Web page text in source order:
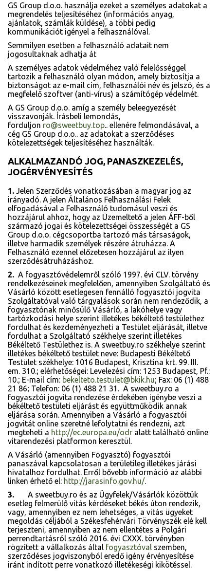
GS Group d.o.o. használja ezeket a személyes adatokat a
megrendelés teljesítéséhez (információs anyag,
ajánlatok, számlák küldése), a többi pedig
kommunikációt igényel a felhasználóval.
Semmilyen esetben a felhasználó adatait nem
jogosultaknak adhatja át
A személyes adatok védelméhez való felelősséggel
tartozik a felhasználó olyan módon, amely biztosítja a
biztonságot az e-mail cím, felhasználói név és jelszó, és a
megfelelő szoftver (anti-vírus) a számítógép védelmét.
A GS Group d.o.o. amíg a személy beleegyezését
visszavonják. Írásbeli lemondás,
forduljon ro@sweetbuy.top.. ellenére felmondásával, a
cég GS Group d.o.o.. az adatokat a szerződéses
kötelezettségek teljesítéséhez használták.
ALKALMAZANDÓ JOG, PANASZKEZELÉS,
JOGÉRVÉNYESÍTÉS
1. Jelen Szerződés vonatkozásában a magyar jog az
irányadó. A jelen Általános Felhasználási Felek
elfogadásával a Felhasználó tudomásul veszi és
hozzájárul ahhoz, hogy az Üzemeltető a jelen ÁFF-ből
származó jogai és kötelezettségei összességét a GS
Group d.o.o. cégcsoportba tartozó más társaságok,
illetve harmadik személyek részére átruházza. A
Felhasználó ezennel előzetesen hozzájárul az ilyen
szerződésátruházáshoz.
2. A fogyasztóvédelemről szóló 1997. évi CLV. törvény
rendelkezéseinek megfelelően, amennyiben Szolgáltató és
Vásárló között esetlegesen fennálló fogyasztói jogvita
Szolgáltatóval való tárgyalások során nem rendeződik, a
fogyasztónak minősülő Vásárló, a lakóhelye vagy
tartózkodási helye szerint illetékes békéltető testülethez
fordulhat és kezdeményezheti a Testület eljárását, illetve
fordulhat a Szolgáltató székhelye szerint illetékes
Békéltető Testülethez is. A sweetbuy.ro székhelye szerint
illetékes békéltető testület neve: Budapesti Békéltető
Testület székhelye: 1016 Budapest, Krisztina krt. 99. III.
em. 310.; elérhetőségei: Levelezési cím: 1253 Budapest, Pf.:
10.; E-mail cím: bekelteto.testulet@bkik.hu; Fax: 06 (1) 488
21 86; Telefon: 06 (1) 488 21 31. A sweetbuy.ro a
fogyasztói jogvita rendezése érdekében igénybe veszi a
békéltető testületi eljárást és együttműködik annak
eljárása során. Amennyiben a Vásárló a fogyasztói
jogvitát online szeretné lefolytatni és rendezni, azt
megteheti a http://ec.europa.eu/odr alatt található online
vitarendezési platformon keresztül.
A Vásárló (amennyiben Fogyasztó) fogyasztói
panaszával kapcsolatosan a területileg illetékes járási
hivatalhoz fordulhat. Erről bővebb információ az alábbi
linken érhető el: http://jarasinfo.gov.hu/.
3.
A sweetbuy.ro és az Ügyfelek/Vásárlók közöttük
esetleg felmerülő vitás kérdéseket békés úton rendezik,
vagy, amennyiben ez nem lehetséges, a vitás ügyeket
megoldás céljából a Székesfehérvári Törvényszék elé kell
terjeszteni, amennyiben az nem ellentétes a Polgári
perrendtartásról szóló 2016. évi CXXX. törvényben
rögzített a vállalkozás által fogyasztóval szemben,
szerződéses jogviszonyból eredő igény érvényesítése
iránt indított perre vonatkozó illetékeségi kikötéssel.